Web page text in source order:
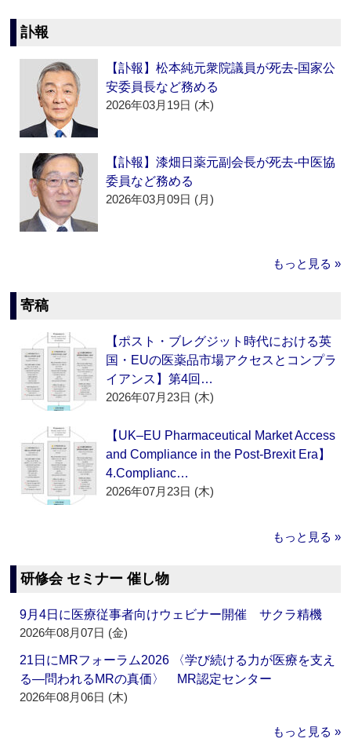
訃報
【訃報】松本純元衆院議員が死去‐国家公
安委員長など務める
2026年03月19日 (木)
【訃報】漆畑日薬元副会長が死去‐中医協
委員など務める
2026年03月09日 (月)
もっと見る »
寄稿
【ポスト・ブレグジット時代における英
国・EUの医薬品市場アクセスとコンプラ
イアンス】第4回…
2026年07月23日 (木)
【UK–EU Pharmaceutical Market Access
and Compliance in the Post-Brexit Era】
4.Complianc…
2026年07月23日 (木)
もっと見る »
研修会 セミナー 催し物
9月4日に医療従事者向けウェビナー開催 サクラ精機
2026年08月07日 (金)
21日にMRフォーラム2026 〈学び続ける力が医療を支え
る―問われるMRの真価〉 MR認定センター
2026年08月06日 (木)
もっと見る »